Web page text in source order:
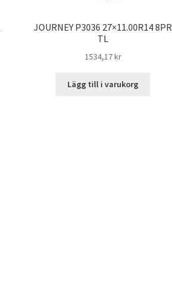
JOURNEY P3036 27×11.00R14 8PR
TL
1534,17 kr
Lägg till i varukorg